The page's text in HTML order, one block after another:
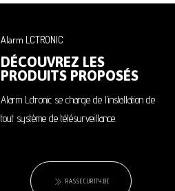
Alarm LCTRONIC
DÉCOUVREZ LES
PRODUITS PROPOSÉS
Alarm Lctronic se charge de l’installation de
tout système de télésurveillance.
RASSECURITY.BE